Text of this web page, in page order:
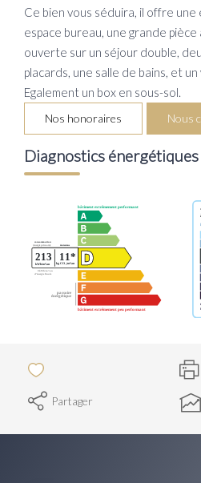
Ce bien vous séduira, il offre une
espace bureau, une grande pièce
ouverte sur un séjour double,
placards, une salle de bains, et
Egalement un box en sous-sol.
Nos honoraires Nous
Diagnostics énergétiques
Partager